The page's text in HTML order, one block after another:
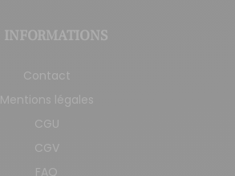
INFORMATIONS
Contact
Mentions légales
CGU
CGV
FAQ